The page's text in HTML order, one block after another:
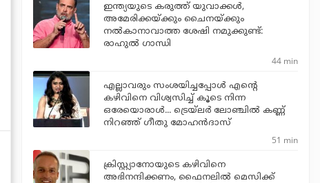
ഇന്ത്യയുടെ കരുത്ത് യുവാക്കള്‍,
അമേരിക്കയ്ക്കും ചൈനയ്ക്കും
നല്‍കാനാവാത്ത ശേഷി നമുക്കുണ്ട്:
രാഹുല്‍ ഗാന്ധി
44 min
എല്ലാവരും സംശയിച്ചപ്പോള്‍ എന്റെ
കഴിവിനെ വിശ്വസിച്ച് കൂടെ നിന്ന
ഒരേയൊരാള്‍... ട്രെയ്‌ലര്‍ ലോഞ്ചില്‍ കണ്ണ്
നിറഞ്ഞ് ഗീതു മോഹന്‍ദാസ്
51 min
ക്രിസ്റ്റ്യാനോയുടെ കഴിവിനെ
അഭിനന്ദിക്കണം, ഫൈനലില്‍ മെസിക്ക്